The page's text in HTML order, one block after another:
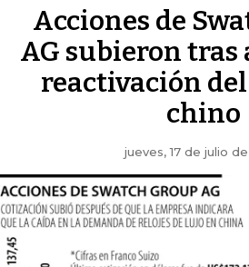
Acciones de
AG subieron tras
reactivación
chino
jueves, 17 de julio